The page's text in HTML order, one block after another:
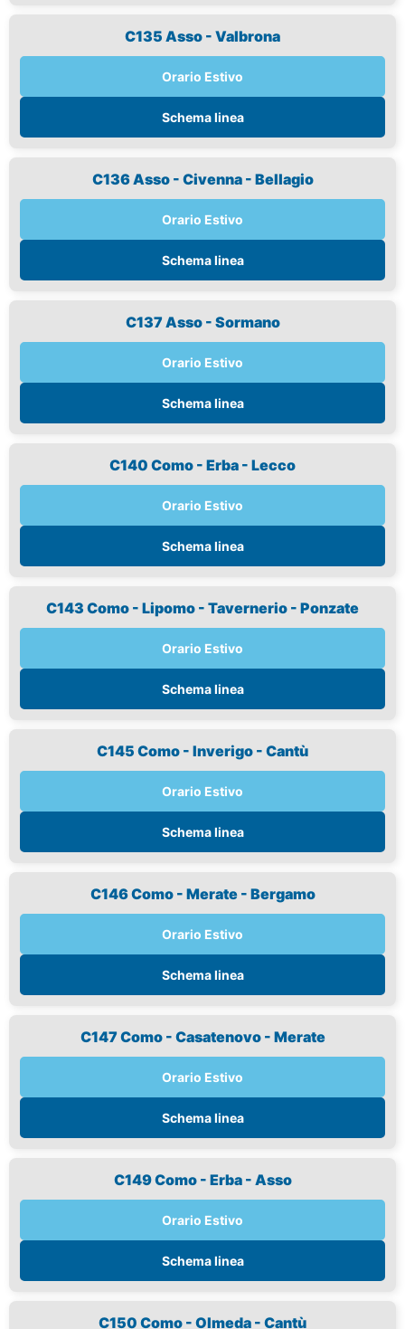
C135 Asso - Valbrona
Orario Estivo
Schema linea
C136 Asso - Civenna - Bellagio
Orario Estivo
Schema linea
C137 Asso - Sormano
Orario Estivo
Schema linea
C140 Como - Erba - Lecco
Orario Estivo
Schema linea
C143 Como - Lipomo - Tavernerio - Ponzate
Orario Estivo
Schema linea
C145 Como - Inverigo - Cantù
Orario Estivo
Schema linea
C146 Como - Merate - Bergamo
Orario Estivo
Schema linea
C147 Como - Casatenovo - Merate
Orario Estivo
Schema linea
C149 Como - Erba - Asso
Orario Estivo
Schema linea
C150 Como - Olmeda - Cantù